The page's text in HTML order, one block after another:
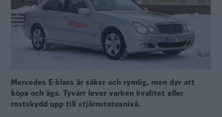
Mercedes E-klass är säker och rymlig, men dyr att
köpa och äga. Tyvärr lever varken kvalitet eller
rostskydd upp till stjärnstatusnivå.